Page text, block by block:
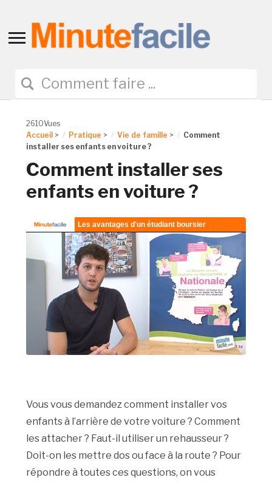
Toggle
navigation
2610Vues
Accueil > Pratique > Vie de famille >
Comment
installer ses enfants en voiture ?
Comment installer ses
enfants en voiture ?
Vous vous demandez comment installer vos
enfants à l’arrière de votre voiture ? Comment
les attacher ? Faut-il utiliser un rehausseur ?
Doit-on les mettre dos ou face à la route ? Pour
répondre à toutes ces questions, on vous